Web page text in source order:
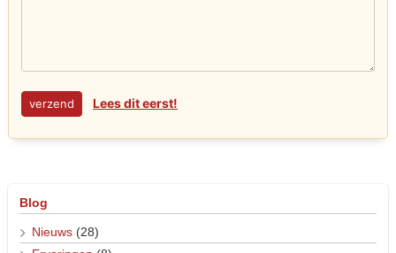
Lees dit eerst!
Blog
Nieuws (28)